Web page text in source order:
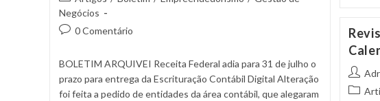
Negócios
0 Comentário
BOLETIM ARQUIVEI Receita Federal adia para 31 de julho o
prazo para entrega da Escrituração Contábil Digital Alteração
foi feita a pedido de entidades da área contábil, que alegaram